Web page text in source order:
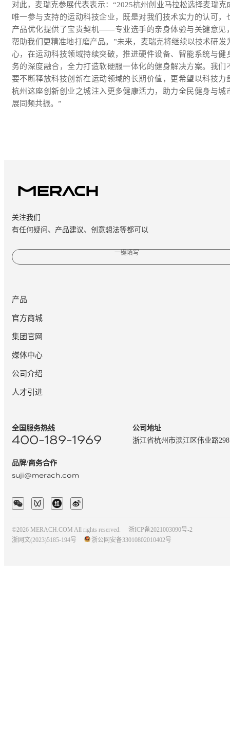
对此，麦瑞克参展代表表示：“2025杭州创业马拉松选择麦瑞克
唯一参与支持的运动科技企业，既是对我们技术实力的认可，
产品优化提供了宝贵契机——专业选手的亲身体验与关键意见
帮助我们更精准地打磨产品。”未来，麦瑞克将继续以技术研发
心，在运动科技领域持续突破，推进硬件设备、智能系统与健
务的深度融合，全力打造软硬服一体化的健身解决方案。我们
要不断释放科技创新在运动领域的长期价值，更希望以科技力
杭州这座创新创业之城注入更多健康活力，助力全民健身与城
展同频共振。”
关注我们
有任何疑问、产品建议、创意想法等都可以
一键填写
产品
官方商城
集团官网
媒体中心
公司介绍
人才引进
全国服务热线
400-189-1969
品牌/商务合作
suji@merach.com
公司地址
浙江省杭州市滨江区伟业路
©2026 MERACH.COM All rights reserved.
浙ICP备2021003090号-2
浙网文(2023)5185-194号
浙公网安备33010802010402号